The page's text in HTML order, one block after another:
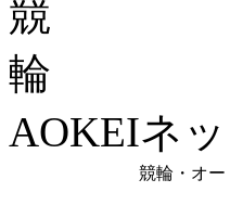
AOKEIネ
競輪・オ